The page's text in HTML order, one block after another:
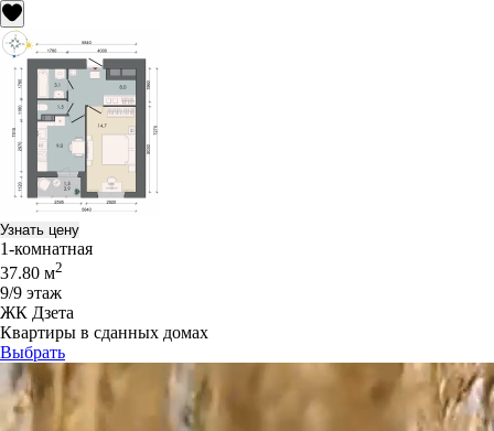
Узнать цену
1-комнатная
37.80 м2
9/9 этаж
ЖК Дзета
Квартиры в сданных домах
Выбрать